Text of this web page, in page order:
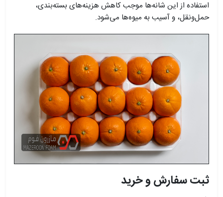
استفاده از این شانه‌ها موجب کاهش هزینه‌های بسته‌بندی،
حمل‌ونقل، و آسیب به میوه‌ها می‌شود.
ثبت سفارش و خرید